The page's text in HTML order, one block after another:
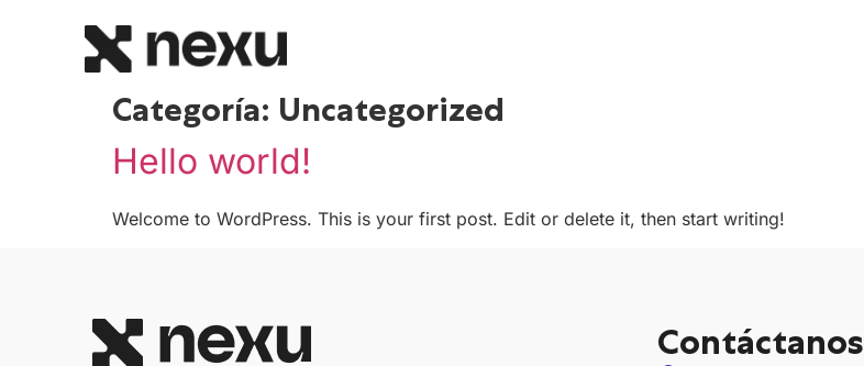
Categoría: Uncategorized
Hello world!
Welcome to WordPress. This is your first post. Edit or delete it, then start writing!
Contáctanos